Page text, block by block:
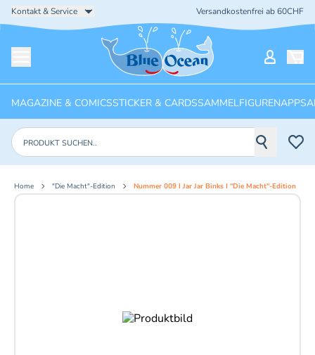
Kontakt & Service Versandkostenfrei ab 60CHF
Startseite
MAGAZINE & COMICSSTICKER & CARDSSAMMELFIGURENAPPS
Produkte suchen
Home "Die Macht"-Edition Nummer 009 I Jar Jar Binks I "Die Macht"-Edition